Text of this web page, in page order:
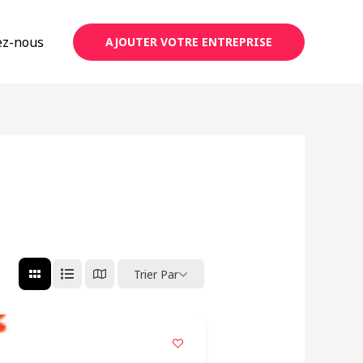
nous AJOUTER VOTRE ENTREPRISE
Trier Par